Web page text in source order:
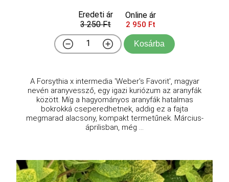
Eredeti ár
3 250 Ft
Online ár
2 950 Ft
Kosárba
A Forsythia x intermedia 'Weber's Favorit', magyar
nevén aranyvessző, egy igazi kuriózum az aranyfák
között. Míg a hagyományos aranyfák hatalmas
bokrokká cseperedhetnek, addig ez a fajta
megmarad alacsony, kompakt termetűnek. Március-
áprilisban, még ...